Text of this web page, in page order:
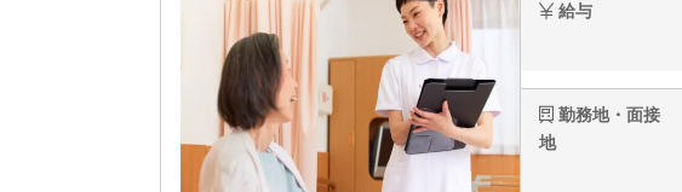
給与
勤務地・面接
地